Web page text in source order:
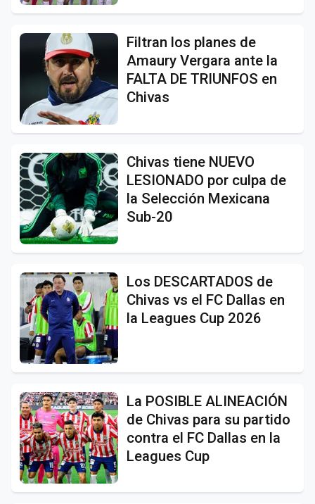
Filtran los planes de
Amaury Vergara ante la
FALTA DE TRIUNFOS en
Chivas
Chivas tiene NUEVO
LESIONADO por culpa de
la Selección Mexicana
Sub-20
Los DESCARTADOS de
Chivas vs el FC Dallas en
la Leagues Cup 2026
La POSIBLE ALINEACIÓN
de Chivas para su partido
contra el FC Dallas en la
Leagues Cup